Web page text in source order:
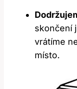
skončení
vrátíme
místo.